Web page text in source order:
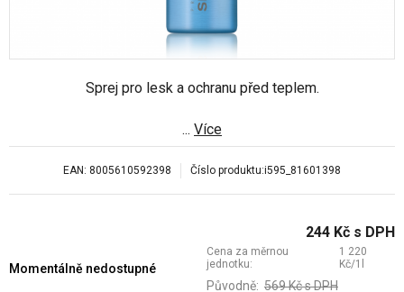
Sprej pro lesk a ochranu před teplem.
... Více
EAN: 8005610592398 Číslo produktu:i595_81601398
Momentálně nedostupné
244 Kč s DPH
Cena za měrnou
jednotku:
1 220
Kč/1
Původně: 569Kčs DPH